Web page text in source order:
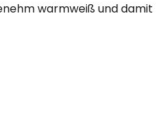
warmweiß und damit
eingesetzt, benötigt dieses